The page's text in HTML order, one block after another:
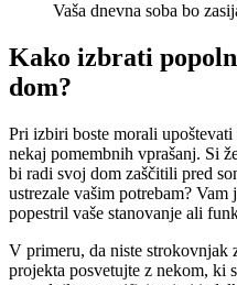
Vaša dnevna soba bo
Kako izbrati
dom?
Pri izbiri boste morali
nekaj pomembnih vprašanj. Si
bi radi svoj dom zaščitili pred
ustrezale vašim potrebam?
popestril vaše stanovanje ali
V primeru, da niste strokovnjak
projekta posvetujte z nekom, ki